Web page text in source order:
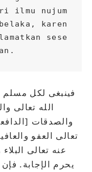
ilmu nujum
karen
sese
فينبغى لكل مسلم
الله تعالى
والصدقات
تعالى العفو
عنه تعالى
يحرم الإجابة. فإن